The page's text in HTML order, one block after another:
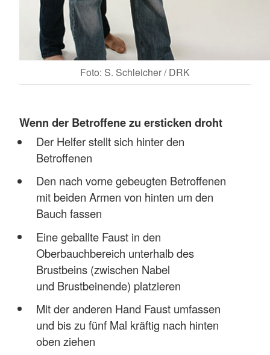
Foto: S. Schleicher / DRK
Wenn der Betroffene zu ersticken droht
Der Helfer stellt sich hinter den
Betroffenen
Den nach vorne gebeugten Betroffenen
mit beiden Armen von hinten um den
Bauch fassen
Eine geballte Faust in den
Oberbauchbereich unterhalb des
Brustbeins (zwischen Nabel
und Brustbeinende) platzieren
Mit der anderen Hand Faust umfassen
und bis zu fünf Mal kräftig nach hinten
oben ziehen